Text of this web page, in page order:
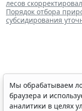
лесов
Порядок отбора
субсидирования
ФАС России
Мы обрабатываем
браузера и
аналитики в целях